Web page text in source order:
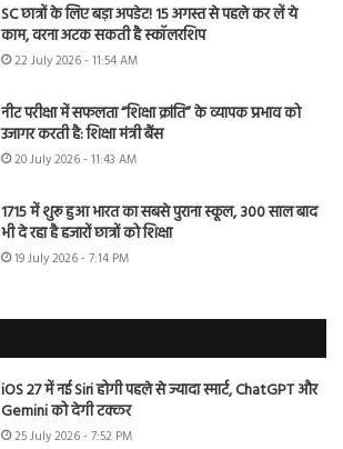
SC छात्रों के लिए बड़ा अपडेट! 15 अगस्त से पहले कर लें ये
काम, वरना अटक सकती है स्कॉलरशिप
22 July 2026 - 11:54 AM
नीट परीक्षा में सफलता “शिक्षा क्रांति” के व्यापक प्रभाव को
उजागर करती है: शिक्षा मंत्री बैंस
20 July 2026 - 11:43 AM
1715 में शुरू हुआ भारत का सबसे पुराना स्कूल, 300 साल बाद
भी दे रहा है हजारों छात्रों को शिक्षा
19 July 2026 - 7:14 PM
iOS 27 में नई Siri होगी पहले से ज्यादा स्मार्ट, ChatGPT और
Gemini को देगी टक्कर
25 July 2026 - 7:52 PM